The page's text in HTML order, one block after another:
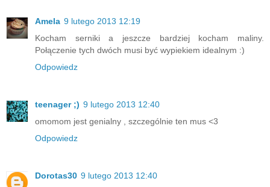
Amela 9 lutego 2013 12:19
Kocham serniki a jeszcze bardziej kocham maliny.
Połączenie tych dwóch musi być wypiekiem idealnym :)
Odpowiedz
teenager ;) 9 lutego 2013 12:40
omomom jest genialny , szczególnie ten mus <3
Odpowiedz
Dorotas30 9 lutego 2013 12:40